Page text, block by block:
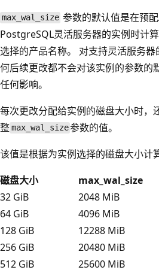
max_wal_size 参数的默认值是在预
PostgreSQL灵活服务器的实例时计
选择的产品名称。 对支持灵活服务
何后续更改都不会对该实例的参数的
任何影响。
每次更改分配给实例的磁盘大小时，
整max_wal_size参数的值。
该值是根据为实例选择的磁盘大小计
磁盘大小
max_wal_size
32 GiB
2048 MiB
64 GiB
4096 MiB
128 GiB
12288 MiB
256 GiB
20480 MiB
512 GiB
25600 MiB